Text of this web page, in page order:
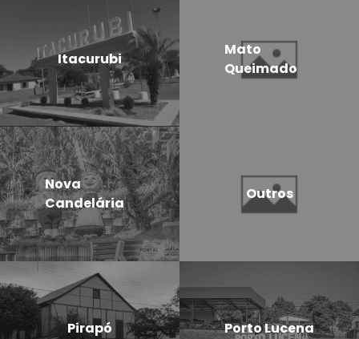
Itacurubi
Mato
Queimado
Nova
Candelária
Outros
Pirapó Porto Lucena